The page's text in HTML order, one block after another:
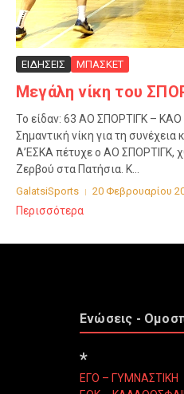
ΕΙΔΗΣΕΙΣ ΜΠΑΣΚΕΤ
Μεγάλη νίκη του
Το είδαν: 63 ΑΟ ΣΠΟΡΤΙΓΚ –
Σημαντική νίκη για τη
Α’ΕΣΚΑ πέτυχε ο ΑΟ ΣΠΟΡΤΙΓΚ,
Ζερβού στα Πατήσια. Κ...
GalatsiSports 20 Φεβρουαρίου
Περισσότερα
Ενώσεις -
*
ΕΓΟ – ΓΥΜΝΑΣΤΙΚΗ